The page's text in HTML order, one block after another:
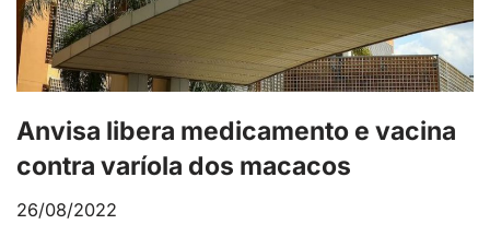
Anvisa libera medicamento e vacina
contra varíola dos macacos
26/08/2022